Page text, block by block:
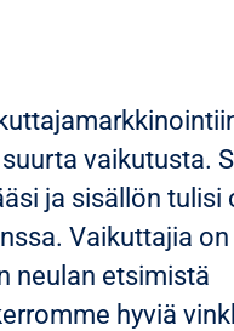
vaikutusta.
ja sisällön tulisi
Vaikuttajia on
neulan etsimistä
hyviä